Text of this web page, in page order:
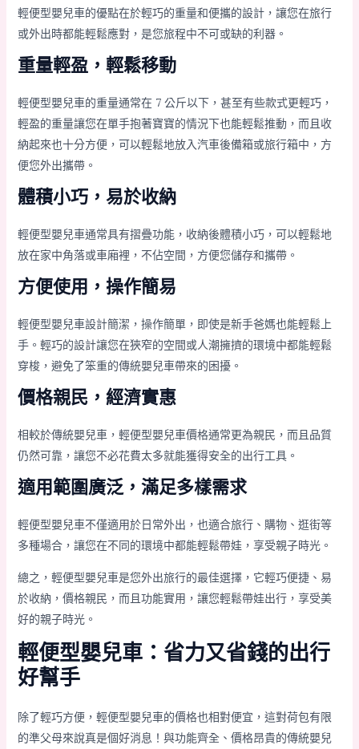
輕便型嬰兒車的優點在於輕巧的重量和便攜的設計，讓您在旅行
或外出時都能輕鬆應對，是您旅程中不可或缺的利器。
重量輕盈，輕鬆移動
輕便型嬰兒車的重量通常在 7 公斤以下，甚至有些款式更輕巧，
輕盈的重量讓您在單手抱著寶寶的情況下也能輕鬆推動，而且收
納起來也十分方便，可以輕鬆地放入汽車後備箱或旅行箱中，方
便您外出攜帶。
體積小巧，易於收納
輕便型嬰兒車通常具有摺疊功能，收納後體積小巧，可以輕鬆地
放在家中角落或車廂裡，不佔空間，方便您儲存和攜帶。
方便使用，操作簡易
輕便型嬰兒車設計簡潔，操作簡單，即使是新手爸媽也能輕鬆上
手。輕巧的設計讓您在狹窄的空間或人潮擁擠的環境中都能輕鬆
穿梭，避免了笨重的傳統嬰兒車帶來的困擾。
價格親民，經濟實惠
相較於傳統嬰兒車，輕便型嬰兒車價格通常更為親民，而且品質
仍然可靠，讓您不必花費太多就能獲得安全的出行工具。
適用範圍廣泛，滿足多樣需求
輕便型嬰兒車不僅適用於日常外出，也適合旅行、購物、逛街等
多種場合，讓您在不同的環境中都能輕鬆帶娃，享受親子時光。
總之，輕便型嬰兒車是您外出旅行的最佳選擇，它輕巧便捷、易
於收納，價格親民，而且功能實用，讓您輕鬆帶娃出行，享受美
好的親子時光。
輕便型嬰兒車：省力又省錢的出行
好幫手
除了輕巧方便，輕便型嬰兒車的價格也相對便宜，這對荷包有限
的準父母來說真是個好消息！與功能齊全、價格昂貴的傳統嬰兒